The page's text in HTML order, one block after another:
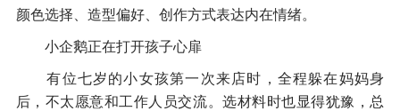
颜色选择、造型偏好、创作方式表达内在情绪。
小企鹅正在打开孩子心扉
有位七岁的小女孩第一次来店时，全程躲在妈妈身
后，不太愿意和工作人员交流。选材料时也显得犹豫，总